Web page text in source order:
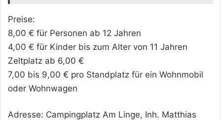
Preise:
8,00 € für Personen ab 12 Jahren
4,00 € für Kinder bis zum Alter von 11 Jahren
Zeltplatz ab 6,00 €
7,00 bis 9,00 € pro Standplatz für ein Wohnmobil
oder Wohnwagen
Adresse: Campingplatz Am Linge, Inh. Matthias